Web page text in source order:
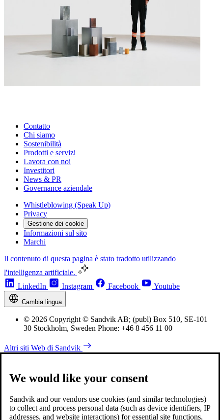
Contatto
Chi siamo
Sostenibilità
Prodotti e servizi
Lavora con noi
Investitori
News & PR
Governance aziendale
Whistleblowing (Speak Up)
Privacy
Gestione dei cookie
Informazioni sul sito
Marchi
Il contenuto di questa pagina è stato tradotto utilizzando
l'intelligenza artificiale.
LinkedIn
Instagram Facebook Youtube
Cambia lingua
© 2026 Copyright © Sandvik AB; (publ) Box 510, SE-101
30 Stockholm, Sweden Phone: +46 8 456 11 00
Altri siti Web di Sandvik
We would like your consent
Sandvik and our vendors use cookies (and similar technologies)
to collect and process personal data (such as device identifiers, IP
addresses, and website interactions) for essential site functions,